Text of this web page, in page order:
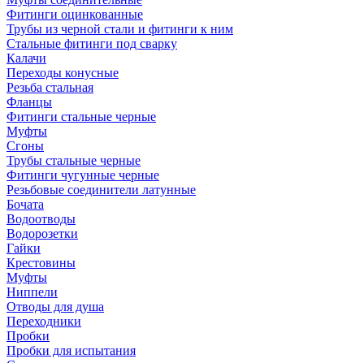
Фитинги оцинкованные
Трубы из черной стали и фитинги к ним
Стальные фитинги под сварку
Калачи
Переходы конусные
Резьба стальная
Фланцы
Фитинги стальные черные
Муфты
Сгоны
Трубы стальные черные
Фитинги чугунные черные
Резьбовые соединители латунные
Бочата
Водоотводы
Водорозетки
Гайки
Крестовины
Муфты
Ниппели
Отводы для душа
Переходники
Пробки
Пробки для испытания